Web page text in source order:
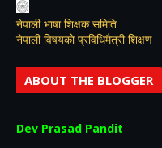
नेपाली भाषा शिक्षक समिति
नेपाली विषयकाे प्रविधिमैत्री शिक्षण
ABOUT THE BLOGGER
Dev Prasad Pandit